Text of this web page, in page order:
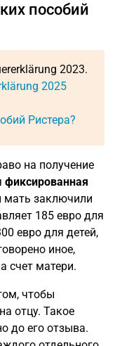
пособий
2023.
2025
Ристера?
на получение
фиксированная
мать заключили
185 евро для
евро для детей,
иное,
счет матери.
чтобы
отцу. Такое
до его отзыва.